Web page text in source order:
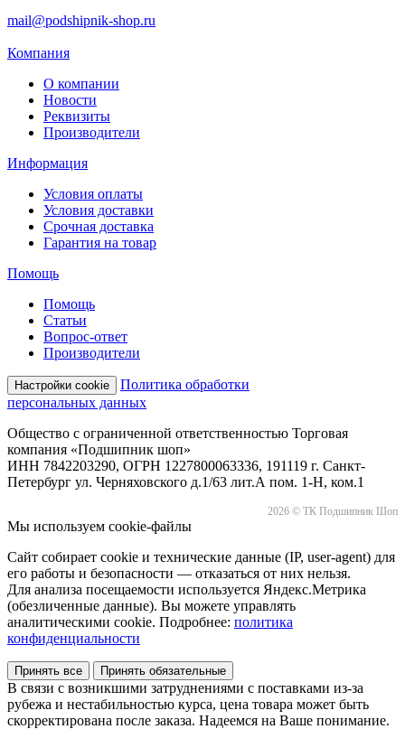
mail@podshipnik-shop.ru
Компания
О компании
Новости
Реквизиты
Производители
Информация
Условия оплаты
Условия доставки
Срочная доставка
Гарантия на товар
Помощь
Помощь
Статьи
Вопрос-ответ
Производители
Настройки cookie
Политика обработки
персональных данных
Общество с ограниченной ответственностью Торговая
компания «Подшипник шоп»
ИНН 7842203290, ОГРН 1227800063336, 191119 г. Санкт-
Петербург ул. Черняховского д.1/63 лит.А пом. 1-Н, ком.1
2026 © ТК Подшипник Шоп
Мы используем cookie-файлы
Сайт собирает cookie и технические данные (IP, user-agent) для
его работы и безопасности — отказаться от них нельзя.
Для анализа посещаемости используется Яндекс.Метрика
(обезличенные данные). Вы можете управлять
аналитическими cookie. Подробнее: политика
конфиденциальности
Принять все Принять обязательные
В связи с возникшими затруднениями с поставками из-за
рубежа и нестабильностью курса, цена товара может быть
скорректирована после заказа. Надеемся на Ваше понимание.